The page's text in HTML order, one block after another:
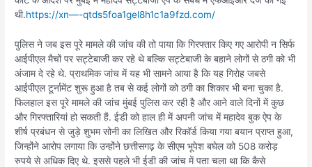
थी.https://xn—-qtds5foa1gel8h1c1a9fzd.com/
पुलिस ने जब इस पूरे मामले की जांच की तो पाया कि गिरफ्तार किए गए आरोपी न सिर्फ
आईपीएल मैचों पर सट्टेबाजी कर रहे थे बल्कि सट्टेबाजी के बहाने लोगों से ठगी को भी
अंजाम दे रहे थे. प्राथमिक जांच में यह भी सामने आया है कि यह गिरोह जबसे
आईपीएल टूर्नामेंट शुरू हुआ है तब से कई लोगों को ठगी का शिकार भी बना चुका है.
फिलहाल इस पूरे मामले की जांच मुंबई पुलिस कर रही है और आने वाले दिनों में कुछ
और गिरफ्तारियां हो सकती हैं. ईडी को हाल ही में अपनी जांच में महादेव बुक ऐप के
शीर्ष प्रबंधन से जुड़े शुभम सोनी का लिखित और रिकॉर्ड किया गया बयान प्राप्त हुआ,
जिन्होंने आरोप लगाया कि उन्होंने छत्तीसगढ़ के सीएम भूपेश बघेल को 508 करोड़
रुपये से अधिक दिए थे. इससे पहले भी ईडी की जांच में पता चला था कि कैसे